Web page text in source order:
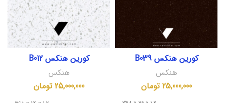
کورین هنکس B039
هنکس
25,000,000 تومان
کورین هنکس B012
هنکس
25,000,000 تومان